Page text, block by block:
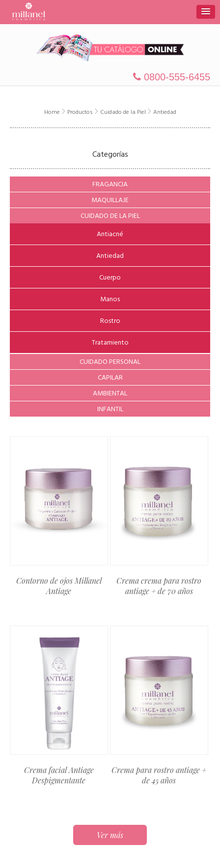
0800-555-6455
Home Productos Cuidado de la Piel Antiedad
Categorías
FRAGANCIA
MAQUILLAJE
CUIDADO DE LA PIEL
Antiacné
Antiedad
Cuerpo
Manos
Rostro
Tratamiento
CUIDADO PERSONAL
CAPILAR
AMBIENTAL
INFANTIL
Contorno de ojos Millanel
Antiage
Crema facial Antiage
Despigmentante
Crema crema para rostro
antiage + de 70 años
Crema para rostro antiage +
de 45 años
Ver más